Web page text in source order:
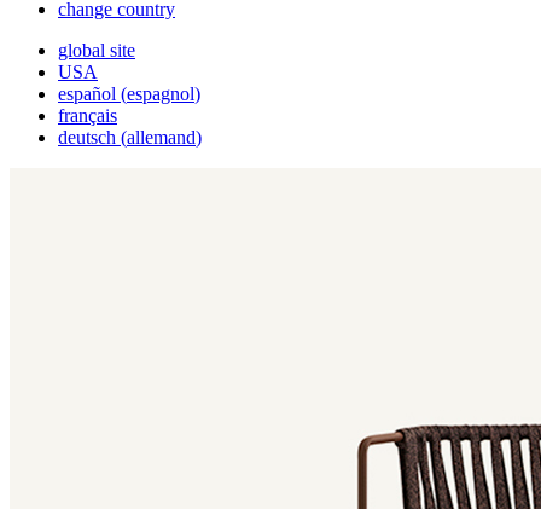
change country
global site
USA
español (espagnol)
français
deutsch (allemand)